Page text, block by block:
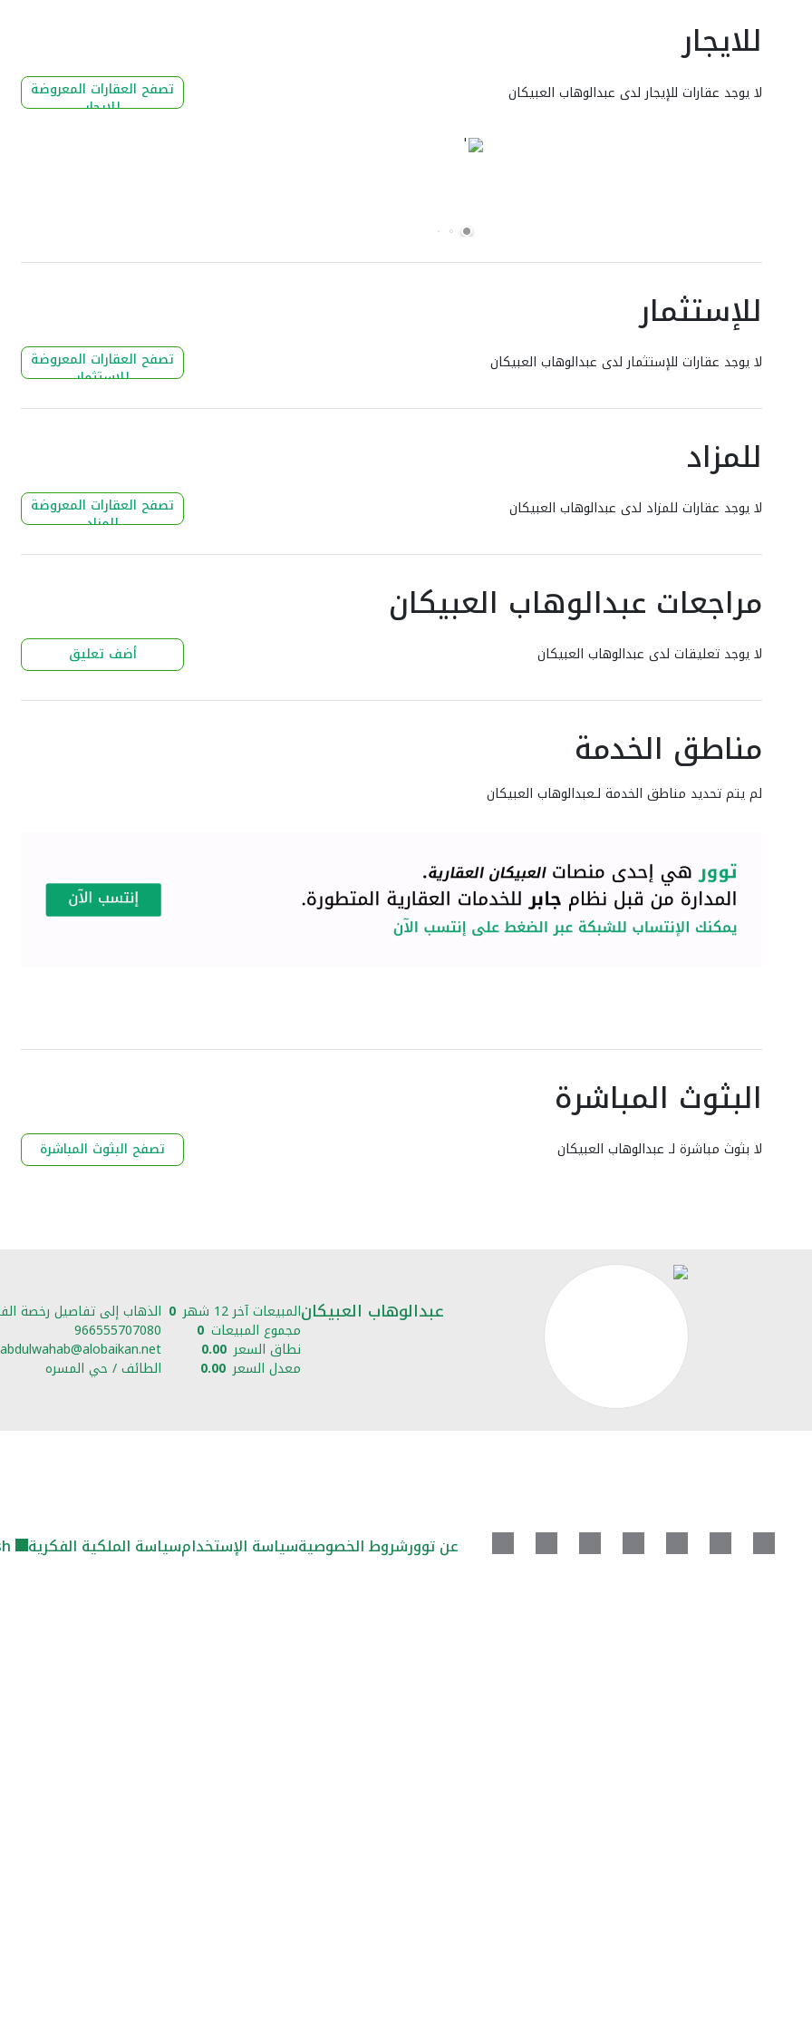
للايجار
لا يوجد عقارات للإيجار لدى عبدالوهاب العبيكان تصفح العقارات المعروضة
للإيجار
للإستثمار
لا يوجد عقارات للإستثمار لدى عبدالوهاب العبيكان تصفح العقارات المعروضة
للإستثمار
للمزاد
لا يوجد عقارات للمزاد لدى عبدالوهاب العبيكان تصفح العقارات المعروضة
للمزاد
مراجعات عبدالوهاب العبيكان
لا يوجد تعليقات لدى عبدالوهاب العبيكان أضف تعليق
مناطق الخدمة
لم يتم تحديد مناطق الخدمة لـعبدالوهاب العبيكان
البثوث المباشرة
لا بثوث مباشرة لـ عبدالوهاب العبيكان تصفح البثوث المباشرة
عبدالوهاب العبيكانالمبيعات آخر 12 شهر 0
مجموع المبيعات 0
نطاق السعر 0.00
معدل السعر 0.00
الذهاب إلى تفاصيل رخصة
966555707080
abdulwahab@alobaikan.net
الطائف / حي المسره
عن توورشروط الخصوصيةسياسة الإستخدامسياسة الملكية الفكرية